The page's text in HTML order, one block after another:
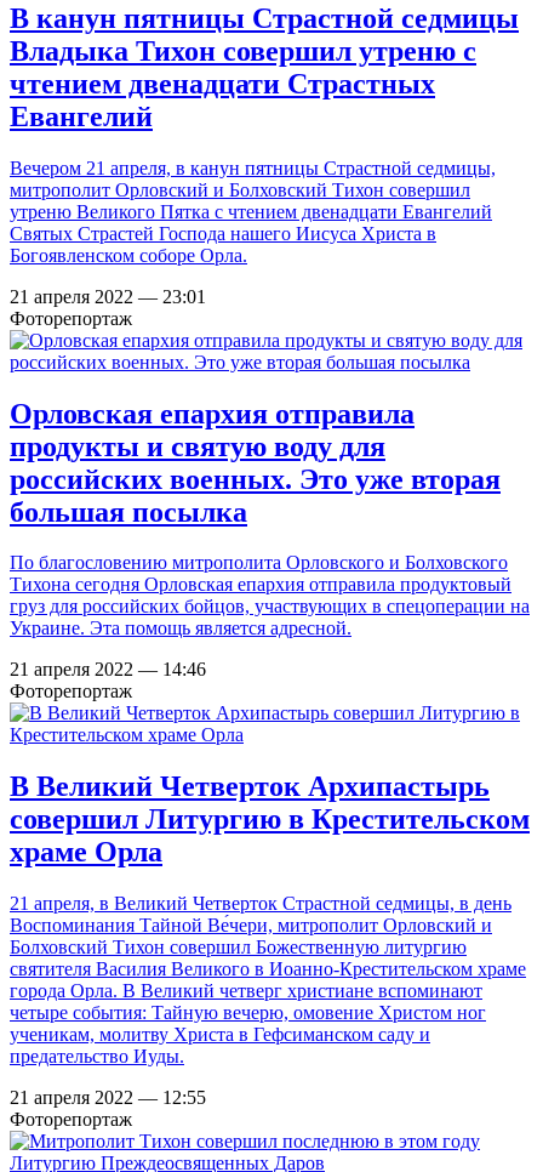
В канун пятницы Страстной седмицы
Владыка Тихон совершил утреню с
чтением двенадцати Страстных
Евангелий
Вечером 21 апреля, в канун пятницы Страстной седмицы,
митрополит Орловский и Болховский Тихон совершил
утреню Великого Пятка с чтением двенадцати Евангелий
Святых Страстей Господа нашего Иисуса Христа в
Богоявленском соборе Орла.
21 апреля 2022 — 23:01
Фоторепортаж
Орловская епархия отправила
продукты и святую воду для
российских военных. Это уже вторая
большая посылка
По благословению митрополита Орловского и Болховского
Тихона сегодня Орловская епархия отправила продуктовый
груз для российских бойцов, участвующих в спецоперации на
Украине. Эта помощь является адресной.
21 апреля 2022 — 14:46
Фоторепортаж
В Великий Четверток Архипастырь
совершил Литургию в Крестительском
храме Орла
21 апреля, в Великий Четверток Страстной седмицы, в день
Воспоминания Тайной Ве́чери, митрополит Орловский и
Болховский Тихон совершил Божественную литургию
святителя Василия Великого в Иоанно-Крестительском храме
города Орла. В Великий четверг христиане вспоминают
четыре события: Тайную вечерю, омовение Христом ног
ученикам, молитву Христа в Гефсиманском саду и
предательство Иуды.
21 апреля 2022 — 12:55
Фоторепортаж